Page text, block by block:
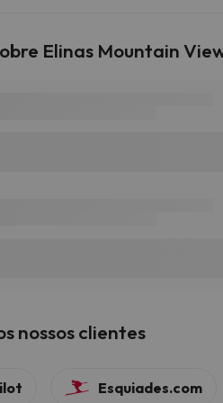
Elinas Mountain
nossos clientes
Esquiades.com